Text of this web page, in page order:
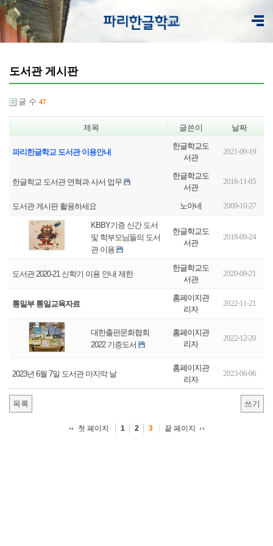
도서관 게시판
글 수 47
제목 글쓴이 날짜
파리한글학교 도서관 이용안내
한글학교도
서관
2021-09-19
한글학교 도서관 연혁과 사서 업무
한글학교도
서관
2018-11-05
도서관 게시판 활용하세요 노아네 2009-10-27
KBBY기증 신간 도서
및 학부모님들의 도서
관 이용
한글학교도
서관
2018-09-24
도서관 2020-21 신학기 이용 안내 제한
한글학교도
서관
2020-09-21
통일부 통일교육자료
홈페이지관
리자
2022-11-21
대한출판문화협회
2022 기증도서
홈페이지관
리자
2022-12-20
2023년 6월 7일 도서관 마지막 날
홈페이지관
리자
2023-06-06
목록 쓰기
첫 페이지 1 2 3 끝 페이지